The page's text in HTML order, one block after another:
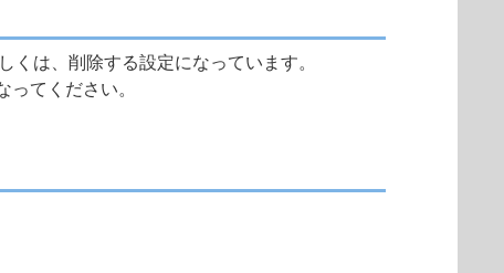
は、削除する設定になっています。
てください。